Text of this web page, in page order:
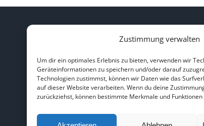
Zustimmung verwalten
Um dir ein optimales Erlebnis zu bieten, verwenden wir
Geräteinformationen zu speichern und/oder darauf
Technologien zustimmst, können wir Daten wie das
auf dieser Website verarbeiten. Wenn du deine
zurückziehst, können bestimmte Merkmale und
HOME|ÜBER UNS |IMPRESSUM|
BILDNACHWEISE